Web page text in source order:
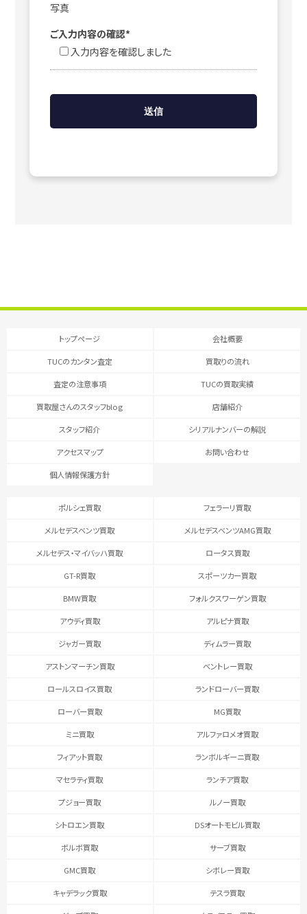
写真
ご入力内容の確認*
入力内容を確認しました
トップページ 会社概要
TUCのカンタン査定 買取りの流れ
査定の注意事項 TUCの買取実績
買取屋さんのスタッフblog 店舗紹介
スタッフ紹介 シリアルナンバーの解説
アクセスマップ お問い合わせ
個人情報保護方針
ポルシェ買取 フェラーリ買取
メルセデスベンツ買取 メルセデスベンツAMG買取
メルセデス・マイバッハ買取 ロータス買取
GT-R買取 スポーツカー買取
BMW買取 フォルクスワーゲン買取
アウディ買取 アルピナ買取
ジャガー買取 ディムラー買取
アストンマーチン買取 ベントレー買取
ロールスロイス買取 ランドローバー買取
ローバー買取 MG買取
ミニ買取 アルファロメオ買取
フィアット買取 ランボルギーニ買取
マセラティ買取 ランチア買取
プジョー買取 ルノー買取
シトロエン買取 DSオートモビル買取
ボルボ買取 サーブ買取
GMC買取 シボレー買取
キャデラック買取 テスラ買取